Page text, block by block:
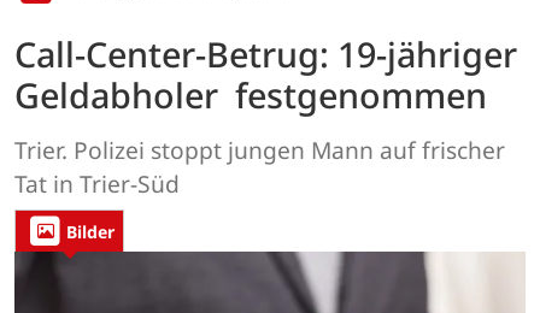
Call-Center-Betrug: 19-jähriger
Geldabholer festgenommen
Trier. Polizei stoppt jungen Mann auf frischer
Tat in Trier-Süd
Bilder